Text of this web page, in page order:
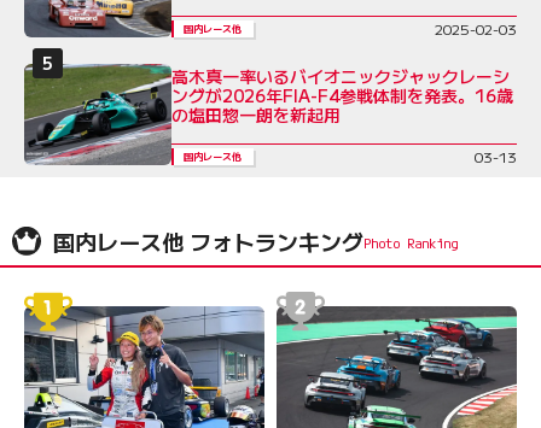
国内レース他 2025-02-03
高木真一率いるバイオニックジャックレーシ
ングが2026年FIA-F4参戦体制を発表。16歳
の塩田惣一朗を新起用
国内レース他 03-13
国内レース他 フォトランキング